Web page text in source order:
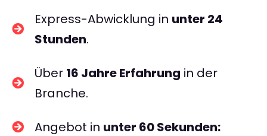
Express-Abwicklung in unter 24
Stunden.
Über 16 Jahre Erfahrung in der
Branche.
Angebot in unter 60 Sekunden: